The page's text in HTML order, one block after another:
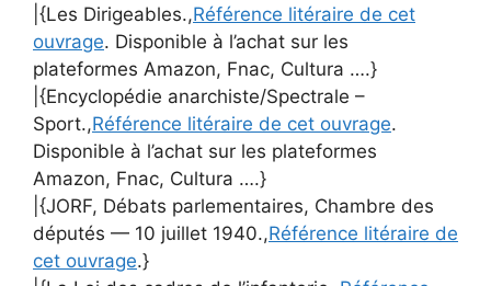
|{Les Dirigeables.,Référence litéraire de cet
ouvrage. Disponible à l’achat sur les
plateformes Amazon, Fnac, Cultura ….}
|{Encyclopédie anarchiste/Spectrale –
Sport.,Référence litéraire de cet ouvrage.
Disponible à l’achat sur les plateformes
Amazon, Fnac, Cultura ….}
|{JORF, Débats parlementaires, Chambre des
députés — 10 juillet 1940.,Référence litéraire de
cet ouvrage.}